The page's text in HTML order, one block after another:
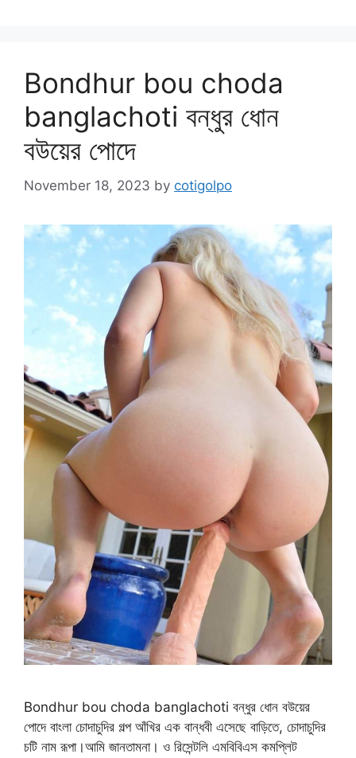
Bondhur bou choda
banglachoti বন্ধুর ধোন
বউয়ের পোদে
November 18, 2023 by cotigolpo
Bondhur bou choda banglachoti বন্ধুর ধোন বউয়ের
পোদে বাংলা চোদাচুদির গল্প আঁখির এক বান্ধবী এসেছে বাড়িতে, চোদাচুদির
চটি নাম রূপা।আমি জানতামনা। ও রিসেন্টলি এমবিবিএস কমপ্লিট